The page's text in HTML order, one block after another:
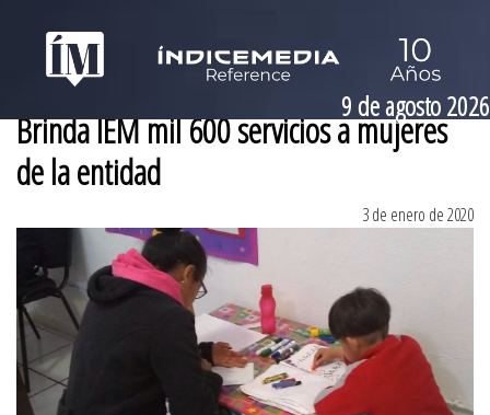
9 de agosto 2026
Brinda IEM mil 600 servicios a mujeres
de la entidad
3 de enero de 2020